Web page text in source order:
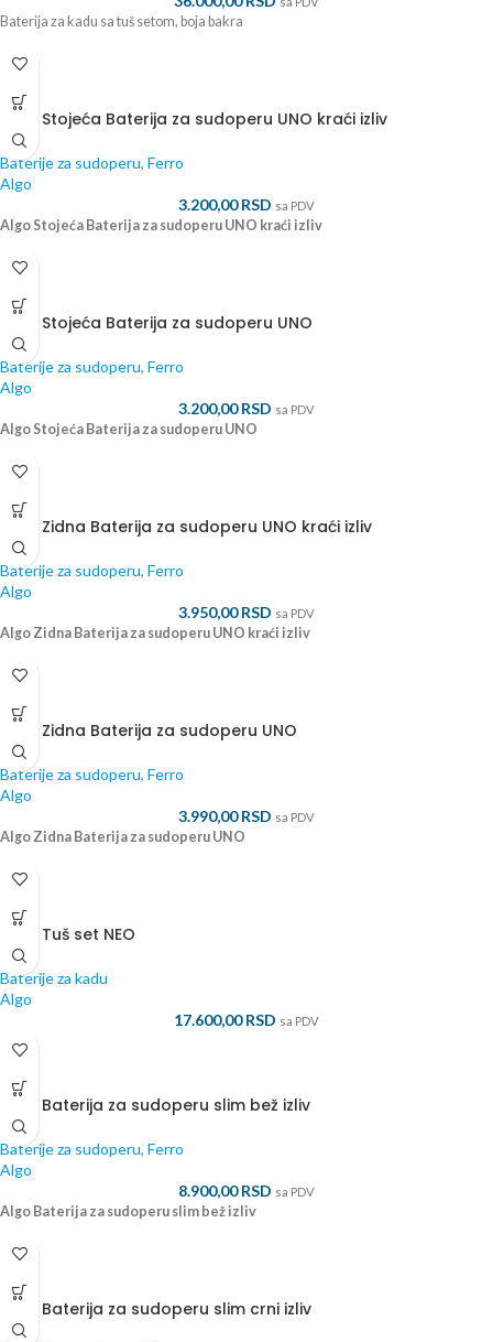
Baterija za kadu sa tuš setom, boja bakra
Algo Stojeća Baterija za sudoperu UNO kraći izliv
Baterije za sudoperu, Ferro
Algo
3.200,00RSD sa PDV
Algo Stojeća Baterija za sudoperu UNO kraći izliv
Algo Stojeća Baterija za sudoperu UNO
Baterije za sudoperu, Ferro
Algo
3.200,00RSD sa PDV
Algo Stojeća Baterija za sudoperu UNO
Algo Zidna Baterija za sudoperu UNO kraći izliv
Baterije za sudoperu, Ferro
Algo
3.950,00RSD sa PDV
Algo Zidna Baterija za sudoperu UNO kraći izliv
Algo Zidna Baterija za sudoperu UNO
Baterije za sudoperu, Ferro
Algo
3.990,00RSD sa PDV
Algo Zidna Baterija za sudoperu UNO
Algo Tuš set NEO
Baterije za kadu
Algo
17.600,00RSD sa PDV
Algo Baterija za sudoperu slim bež izliv
Baterije za sudoperu, Ferro
Algo
8.900,00RSD sa PDV
Algo Baterija za sudoperu slim bež izliv
Algo Baterija za sudoperu slim crni izliv